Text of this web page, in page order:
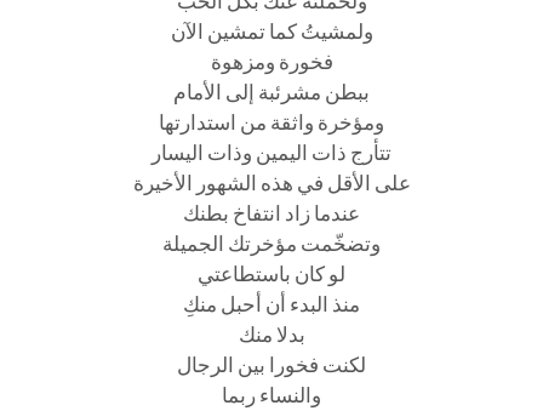
ولمشيتُ كما تمشين الآن
فخورة ومزهوة
ببطن مشرئبة إلى الأمام
ومؤخرة واثقة من استدارتها
تتأرج ذات اليمين وذات اليسار
على الأقل في هذه الشهور الأخيرة
عندما زاد انتفاخ بطنك
وتضخّمت مؤخرتك الجميلة
لو كان باستطاعتي
منذ البدء أن أحبل منكِ
بدلا منك
لكنت فخورا بين الرجال
والنساء ربما